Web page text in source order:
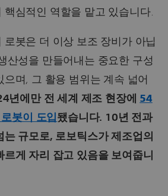
핵심적인 역할을 맡고 있습니다.
로봇은 더 이상 보조 장비가 아닙
산성을 만들어내는 중요한 구성
으며, 그 활용 범위는 계속 넓어
년에만 전 세계 제조 현장에 54
봇이 도입 됐습니다. 10년 전과
는 규모로, 로보틱스가 제조업의
르게 자리 잡고 있음을 보여줍니